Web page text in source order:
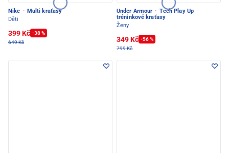
Nike · Multi kraťasy
Děti
399 Kč -38 %
649 Kč
Under Armour · Tech Play Up
tréninkové kraťasy
Ženy
349 Kč -56 %
799 Kč